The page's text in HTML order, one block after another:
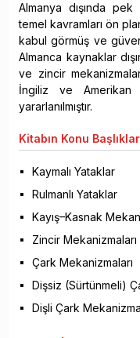
Almanya dışında pek
temel kavramları ön
kabul görmüş ve
Almanca kaynaklar
ve zincir
İngiliz ve Amerikan
yararlanılmıştır.
Kitabın Konu
Kaymalı Yataklar
Rulmanlı Yataklar
Kayış–Kasnak
Zincir Mekanizmaları
Çark Mekanizmaları
Dişsiz (Sürtünmeli)
Dişli Çark